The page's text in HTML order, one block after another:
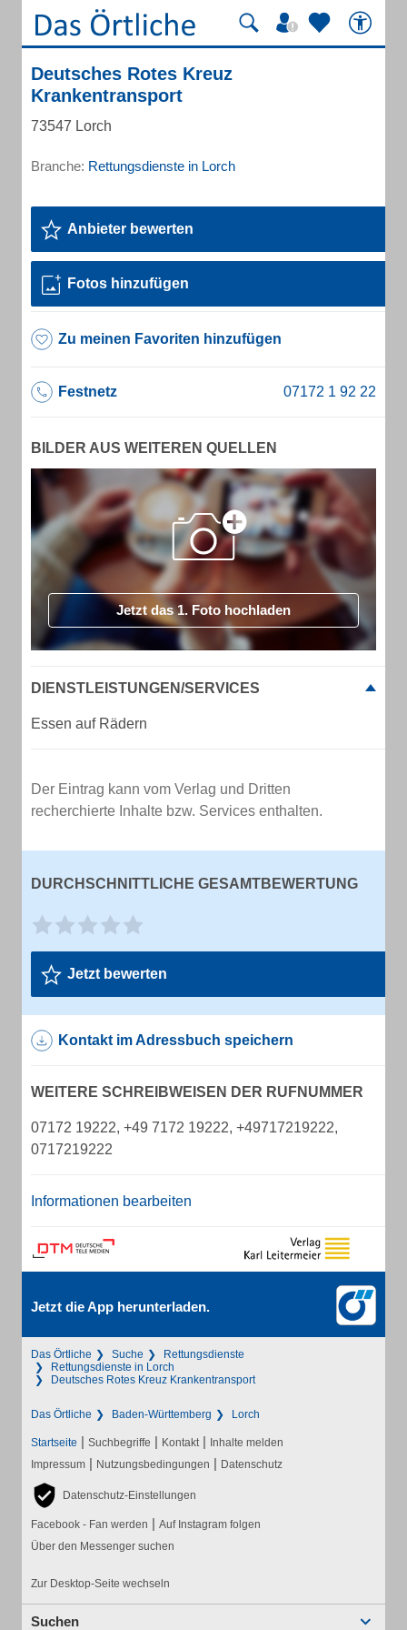
Deutsches Rotes Kreuz
Krankentransport
73547 Lorch
Branche: Rettungsdienste in Lorch
Anbieter bewerten
Fotos hinzufügen
Zu meinen Favoriten hinzufügen
Festnetz
BILDER AUS WEITEREN QUELLEN
Jetzt das 1. Foto hochladen
DIENSTLEISTUNGEN/SERVICES
Essen auf Rädern
Der Eintrag kann vom Verlag und Dritten
recherchierte Inhalte bzw. Services enthalten.
DURCHSCHNITTLICHE GESAMTBEWERTUNG
Jetzt bewerten
Kontakt im Adressbuch speichern
WEITERE SCHREIBWEISEN DER RUFNUMMER
07172 19222, +49 7172 19222, +49717219222,
0717219222
Informationen bearbeiten
Jetzt die App herunterladen.
Das Örtliche Suche
Rettungsdienste
Rettungsdienste in Lorch
Deutsches Rotes Kreuz Krankentransport
Das Örtliche Baden-Württemberg Lorch
Startseite | Suchbegriffe | Kontakt | Inhalte melden
Impressum | Nutzungsbedingungen | Datenschutz
Datenschutz-Einstellungen
Facebook - Fan werden | Auf Instagram folgen
Über den Messenger suchen
Zur Desktop-Seite wechseln
Suchen